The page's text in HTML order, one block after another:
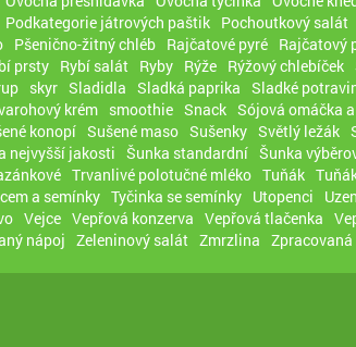
Podkategorie játrových paštik Pochoutkový salát
Pšenično-žitný chléb Rajčatové pyré Rajčatový
prsty Rybí salát Ryby Rýže Rýžový chlebíček
skyr Sladidla Sladká paprika Sladké
krém smoothie Snack Sójová omáčka
konopí Sušené maso Sušenky Světlý ležák
nejvyšší jakosti Šunka standardní Šunka
Trvanlivé polotučné mléko Tuňák
a semínky Tyčinka se semínky Utopenci
Vejce Vepřová konzerva Vepřová tlačenka
nápoj Zeleninový salát Zmrzlina